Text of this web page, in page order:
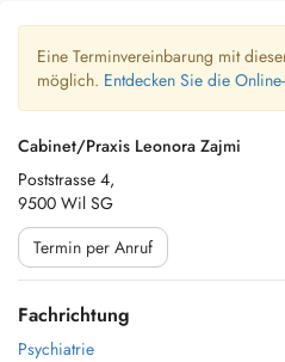
Eine Terminvereinbarung mit
möglich. Entdecken Sie die
Cabinet/Praxis Leonora Zajmi
Poststrasse 4,
9500 Wil SG
Termin per Anruf
Fachrichtung
Psychiatrie